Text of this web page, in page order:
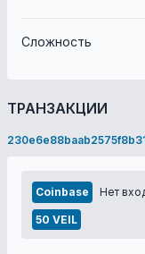
Сложность
ТРАНЗАКЦИИ
Coinbase Нет
50 VEIL